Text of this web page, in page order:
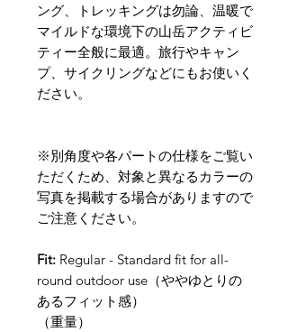
ング、トレッキングは勿論、温暖で
マイルドな環境下の山岳アクティビ
ティー全般に最適。旅行やキャン
プ、サイクリングなどにもお使いく
ださい。
※別角度や各パートの仕様をご覧い
ただくため、対象と異なるカラーの
写真を掲載する場合がありますので
ご注意ください。
Fit: Regular - Standard fit for all-
round outdoor use（ややゆとりの
あるフィット感）
（重量）